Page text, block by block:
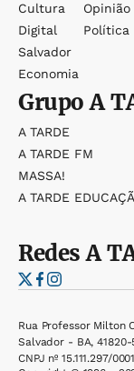
Cultura
Digital
Salvador
Economia
Opinião
Política
GrupoA
A TARDE
A TARDE FM
MASSA!
A TARDE
RedesA
Rua Professor Milton
Salvador - BA, 41820-
CNPJ nº 15.111.297/